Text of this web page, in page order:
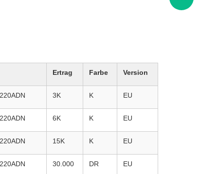
Ertrag Farbe Version
3K K EU
6K K EU
15K K EU
30.000 DR EU